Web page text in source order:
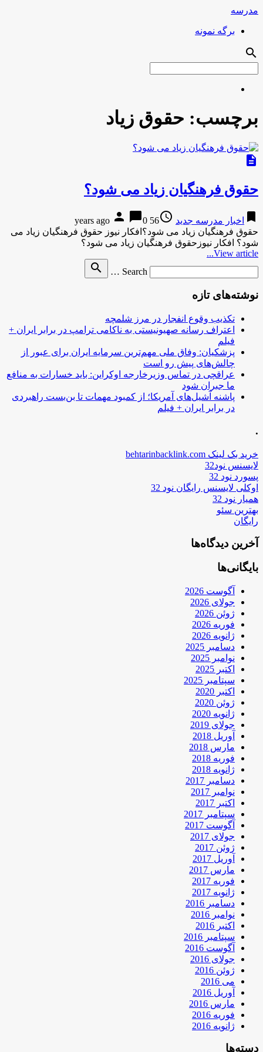
مدرسه
برگه نمونه
search
برچسب: حقوق زیاد
description
حقوق فرهنگیان زیاد می شود؟
bookmark اخبار مدرسه جدید access_time
56 years ago
person chat_bubble0
حقوق فرهنگیان زیاد می شود؟افکار نیوز حقوق فرهنگیان زیاد می
شود؟ افکار نیوزحقوق فرهنگیان زیاد می شود؟
View article...
Search …
search
نوشته‌های تازه
تکذیب وقوع انفجار در مرز شلمچه
اعتراف رسانه صهیونیستی به ناکامی ترامپ در برابر ایران +
فیلم
پزشکیان: وفاق ملی مهم‌ترین سرمایه ایران برای عبور از
چالش‌های پیش رو است
عراقچی در تماس وزیرخارجه اوکراین: باید خسارات به منافع
ما جبران شود
پاشنه آشیل‌های آمریکا؛ از کمبود مهمات تا بن‌بست راهبردی
در برابر ایران + فیلم
.
خرید بک لینک behtarinbacklink.com
لایسنس نود32
پسورد نود 32
اوکلی لایسنس رایگان نود 32
همیار نود 32
بهترین سئو
رایگان
آخرین دیدگاه‌ها
بایگانی‌ها
آگوست 2026
جولای 2026
ژوئن 2026
فوریه 2026
ژانویه 2026
دسامبر 2025
نوامبر 2025
اکتبر 2025
سپتامبر 2025
اکتبر 2020
ژوئن 2020
ژانویه 2020
جولای 2019
آوریل 2018
مارس 2018
فوریه 2018
ژانویه 2018
دسامبر 2017
نوامبر 2017
اکتبر 2017
سپتامبر 2017
آگوست 2017
جولای 2017
ژوئن 2017
آوریل 2017
مارس 2017
فوریه 2017
ژانویه 2017
دسامبر 2016
نوامبر 2016
اکتبر 2016
سپتامبر 2016
آگوست 2016
جولای 2016
ژوئن 2016
می 2016
آوریل 2016
مارس 2016
فوریه 2016
ژانویه 2016
دسته‌ها